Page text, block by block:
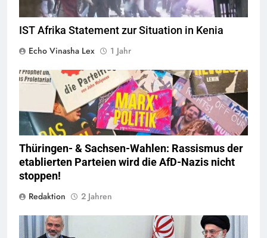
IST Afrika Statement zur Situation in Kenia
Echo Vinasha Lex
1 Jahr
© linkswende.org,CC-BY-SA-1.0
Thüringen- & Sachsen-Wahlen: Rassismus der
etablierten Parteien wird die AfD-Nazis nicht
stoppen!
Redaktion
2 Jahren
Quelle ©CC-BY-SA-4.0